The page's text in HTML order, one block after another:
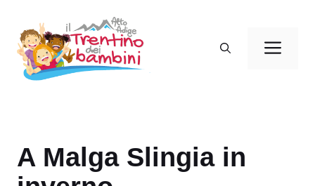
contenuto
A Malga Slingia in